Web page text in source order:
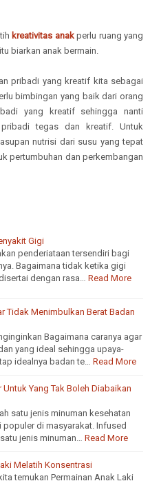
kreativitas anakperlu ruang yang
biarkan anak bermain.
pribadi yang kreatif kita sebagai
bimbingan yang baik dari orang
yang kreatif sehingga nanti
tegas dan kreatif. Untuk
nutrisi dari susu yang tepat
pertumbuhan dan perkembangan
Gigi
penderiataan tersendiri bagi
Bagaimana tidak ketika gigi
dengan rasa… Read More
Tidak Menimbulkan Berat Badan
Bagaimana caranya agar
yang ideal sehingga upaya-
idealnya badan te… Read More
Yang Tak Boleh Diabaikan
satu jenis minuman kesehatan
populer di masyarakat. Infused
jenis minuman… Read More
Melatih Konsentrasi
temukan Permainan Anak Laki